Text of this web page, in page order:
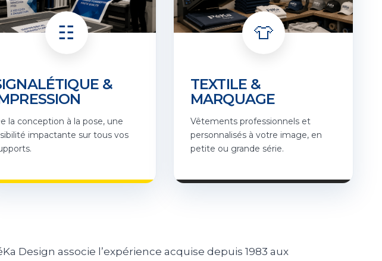
☷
&
la conception à la pose, une
impactante sur tous vos
👕
TEXTILE &
MARQUAGE
Vêtements professionnels et
personnalisés à votre image, en
petite ou grande série.
Design associe l’expérience acquise depuis 1983 aux